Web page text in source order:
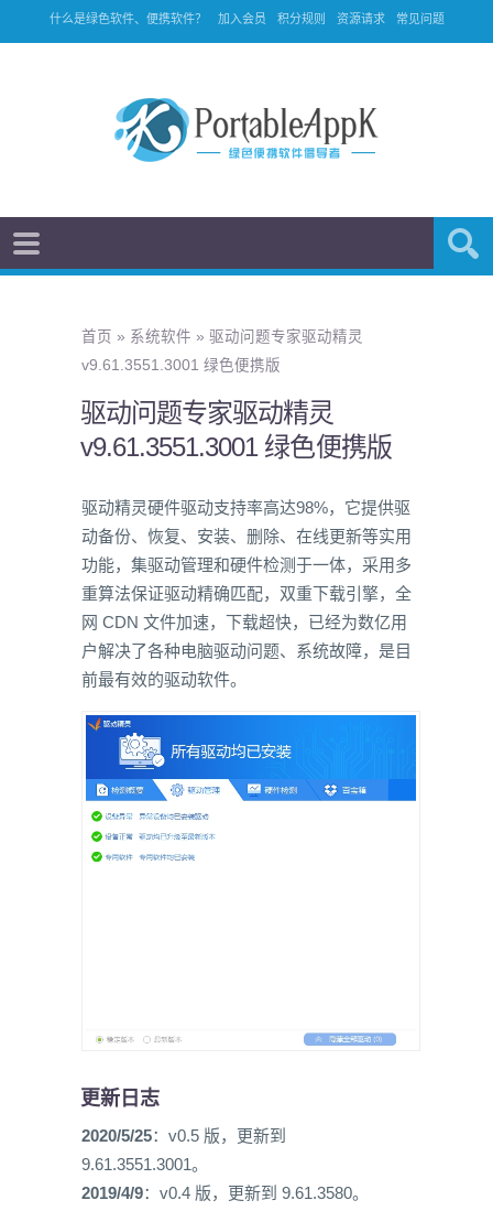
什么是绿色软件、便携软件？ 加入会员 积分规则 资源请求 常见问题
首页 » 系统软件 » 驱动问题专家驱动精灵
v9.61.3551.3001 绿色便携版
驱动问题专家驱动精灵
v9.61.3551.3001 绿色便携版
驱动精灵硬件驱动支持率高达98%，它提供驱
动备份、恢复、安装、删除、在线更新等实用
功能，集驱动管理和硬件检测于一体，采用多
重算法保证驱动精确匹配，双重下载引擎，全
网 CDN 文件加速，下载超快，已经为数亿用
户解决了各种电脑驱动问题、系统故障，是目
前最有效的驱动软件。
更新日志
2020/5/25：v0.5 版，更新到
9.61.3551.3001。
2019/4/9：v0.4 版，更新到 9.61.3580。